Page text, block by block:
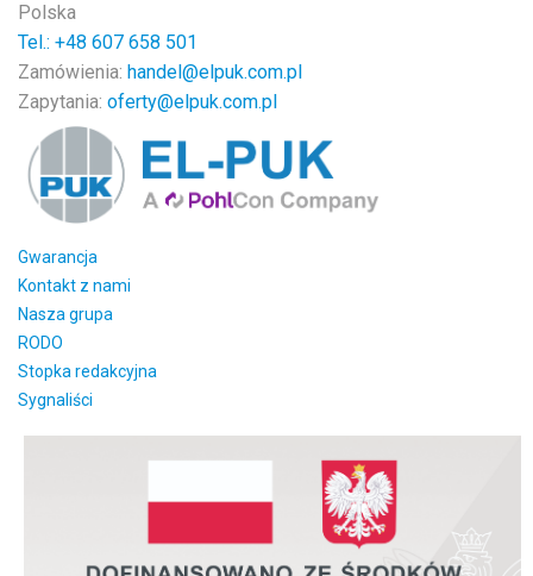
Polska
Tel.: +48 607 658 501
Zamówienia: handel@elpuk.com.pl
Zapytania: oferty@elpuk.com.pl
Gwarancja
Kontakt z nami
Nasza grupa
RODO
Stopka redakcyjna
Sygnaliści